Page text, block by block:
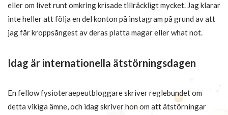
eller om livet runt omkring krisade tillräckligt mycket. Jag klarar
inte heller att följa en del konton på instagram på grund av att
jag får kroppsångest av deras platta magar eller what not.
Idag är internationella ätstörningsdagen
En fellow fysioteraepeutbloggare skriver reglebundet om
detta vikiga ämne, och idag skriver hon om att ätstörningar